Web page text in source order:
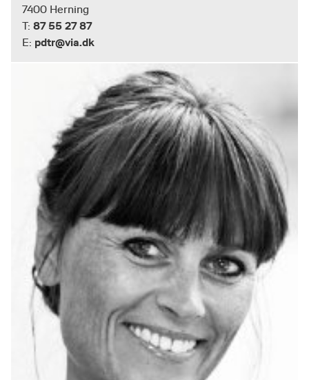
7400 Herning
T: 87 55 27 87
E: pdtr@via.dk